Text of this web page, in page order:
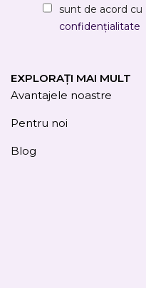
sunt de acord cu
confidențialitate
EXPLORAȚI MAI MULT
Avantajele noastre
Pentru noi
Blog